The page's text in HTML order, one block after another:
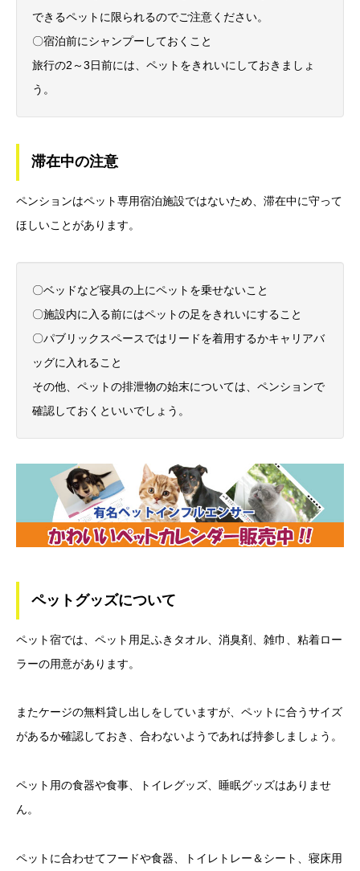
できるペットに限られるのでご注意ください。
〇宿泊前にシャンプーしておくこと
旅行の2～3日前には、ペットをきれいにしておきましょ
う。
滞在中の注意
ペンションはペット専用宿泊施設ではないため、滞在中に守って
ほしいことがあります。
〇ベッドなど寝具の上にペットを乗せないこと
〇施設内に入る前にはペットの足をきれいにすること
〇パブリックスペースではリードを着用するかキャリアバ
ッグに入れること
その他、ペットの排泄物の始末については、ペンションで
確認しておくといいでしょう。
ペットグッズについて
ペット宿では、ペット用足ふきタオル、消臭剤、雑巾、粘着ロー
ラーの用意があります。
またケージの無料貸し出しをしていますが、ペットに合うサイズ
があるか確認しておき、合わないようであれば持参しましょう。
ペット用の食器や食事、トイレグッズ、睡眠グッズはありませ
ん。
ペットに合わせてフードや食器、トイレトレー＆シート、寝床用